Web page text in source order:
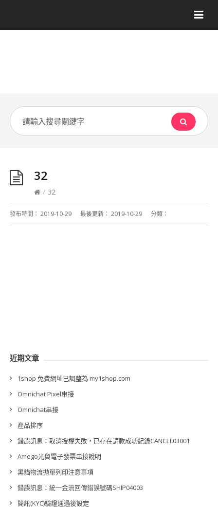
32
/ 32
發布時間： 2019-10-29 最後更新： 2019-10-29 分類：
近期文章
1shop 免費網址已調整為 my1shop.com
Omnichat Pixel串接
Omnichat串接
產品排序
錯誤訊息：取消授權失敗，已存在請款成功紀錄CANCEL03001
Amego光貿電子發票串接說明
黑貓物流拋單列印注意事項
錯誤訊息：統一金流回傳錯誤號碼SHIP04003
簡訊(KYC)驗證通過後設定